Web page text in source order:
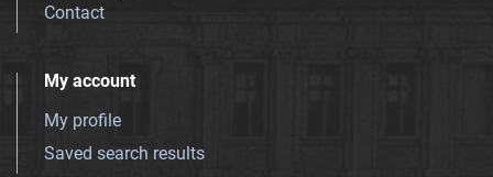
Contact
My account
My profile
Saved search results